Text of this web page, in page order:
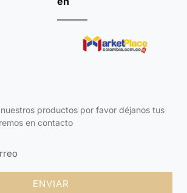
productos por favor déjanos tus
en contacto
ENVIAR